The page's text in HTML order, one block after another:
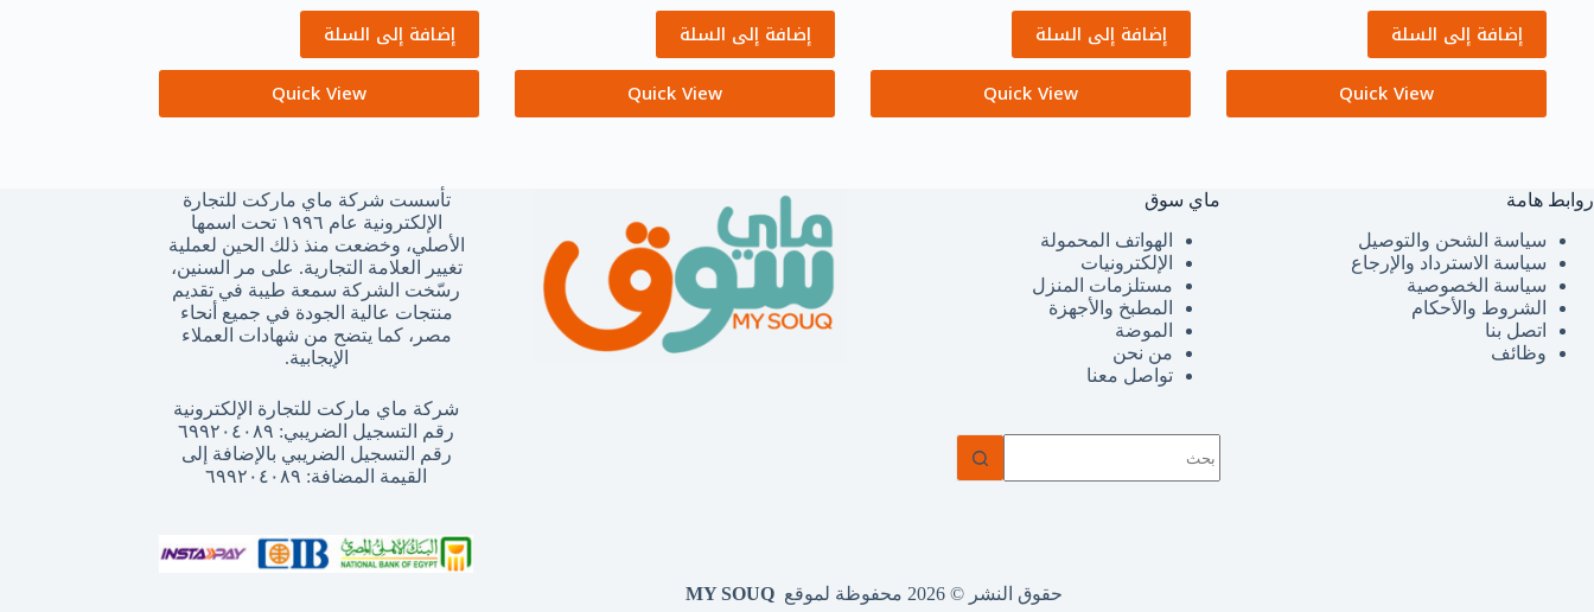
إضافة إلى السلة
Quick View
إضافة إلى السلة
Quick View
إضافة إلى السلة
Quick View
إضافة إلى السلة
Quick View
روابط هامة
سياسة الشحن والتوصيل
سياسة الاسترداد والإرجاع
سياسة الخصوصية
الشروط والأحكام
اتصل بنا
وظائف
ماي سوق
الهواتف المحمولة
الإلكترونيات
مستلزمات المنزل
المطبخ والأجهزة
الموضة
من نحن
تواصل معنا
توجد
تأسست شركة ماي ماركت للتجارة
الإلكترونية عام ١٩٩٦ تحت اسمها
الأصلي، وخضعت منذ ذلك الحين لعملية
تغيير العلامة التجارية. على مر السنين،
رسّخت الشركة سمعة طيبة في تقديم
منتجات عالية الجودة في جميع أنحاء
مصر، كما يتضح من شهادات العملاء
الإيجابية.
شركة ماي ماركت للتجارة الإلكترونية
رقم التسجيل الضريبي: ٦٩٩٢٠٤٠٨٩
رقم التسجيل الضريبي بالإضافة إلى
القيمة المضافة: ٦٩٩٢٠٤٠٨٩
حقوق النشر © 2026 محفوظة لموقع MY SOUQ